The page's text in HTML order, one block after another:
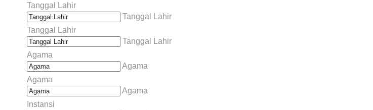
Tanggal Lahir
Tanggal Lahir
Tanggal Lahir
Tanggal Lahir
Agama
Agama
Agama
Agama
Instansi